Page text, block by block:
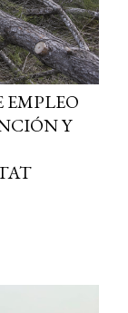
EMPLEO
Y